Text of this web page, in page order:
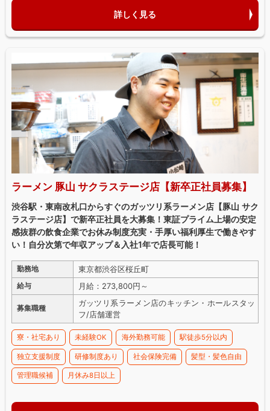
詳しく見る
ラーメン 豚山 サクラステージ店【新卒正社員募集】
渋谷駅・東南改札口からすぐのガッツリ系ラーメン店【豚山 サク
ラステージ店】で新卒正社員を大募集！東証プライム上場の安定
感抜群の飲食企業でお休み制度充実・手厚い福利厚生で働きやす
い！自分次第で年収アップ＆入社1年で店長可能！
勤務地 東京都渋谷区桜丘町
給与 月給：273,800円～
募集職種
ガッツリ系ラーメン店のキッチン・ホールスタッ
フ/店舗運営
寮・社宅あり 未経験OK 海外勤務可能 駅徒歩5分以内
独立支援制度 研修制度あり 社会保険完備 髪型・髪色自由
管理職候補 月休み8日以上